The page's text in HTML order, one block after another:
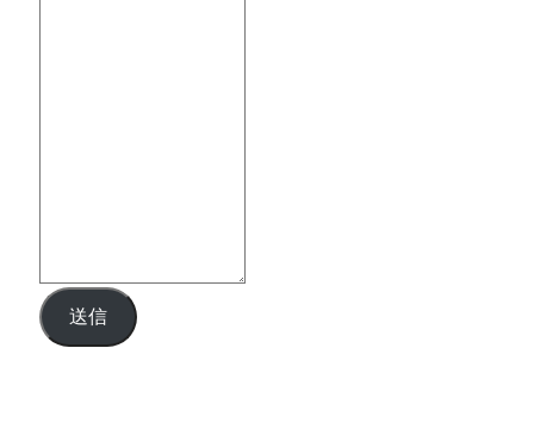
送信